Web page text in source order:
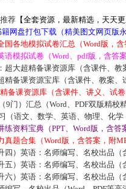
荐【全套资源，最新精选，天天更
网盘打包下载（精美图文网页版永
各地模拟试卷汇总（Word版，含
模拟试卷（Word、pdf版，含答案
超大超精备课资源库（含课件、教
精备课资源宝库（含课件、教案、
备课资源库（含课件、讲义、试卷
门）汇总（Word、PDF双版精校精
（语文、数学、英语、物理、化学
资料宝典（PPT、Word版，含答
题合集（Word版，含答案，附
四）英语：名师编写、名校出品（
五）英语：名师编写、名校出品（
六）英语：名师编写、名校出品（